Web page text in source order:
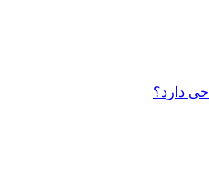
دارد؟